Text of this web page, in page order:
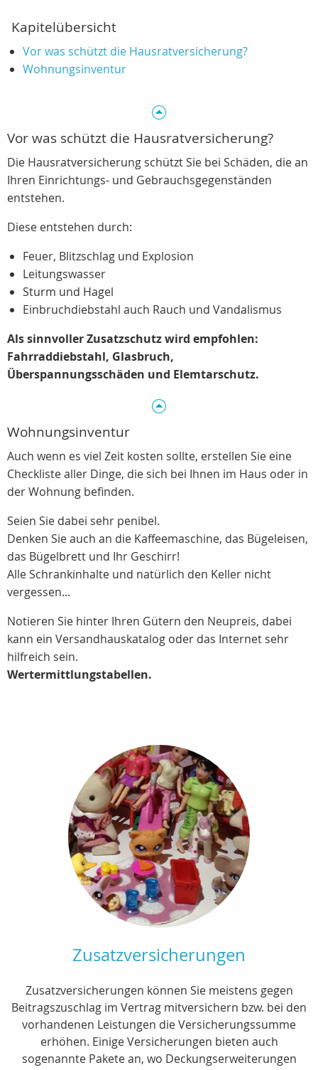
Kapitelübersicht
Vor was schützt die Hausratversicherung?
Wohnungsinventur
Vor was schützt die Hausratversicherung?
Die Hausratversicherung schützt Sie bei Schäden, die an
Ihren Einrichtungs- und Gebrauchsgegenständen
entstehen.
Diese entstehen durch:
Feuer, Blitzschlag und Explosion
Leitungswasser
Sturm und Hagel
Einbruchdiebstahl auch Rauch und Vandalismus
Als sinnvoller Zusatzschutz wird empfohlen:
Fahrraddiebstahl, Glasbruch,
Überspannungsschäden und Elemtarschutz.
Wohnungsinventur
Auch wenn es viel Zeit kosten sollte, erstellen Sie eine
Checkliste aller Dinge, die sich bei Ihnen im Haus oder in
der Wohnung befinden.
Seien Sie dabei sehr penibel.
Denken Sie auch an die Kaffeemaschine, das Bügeleisen,
das Bügelbrett und Ihr Geschirr!
Alle Schrankinhalte und natürlich den Keller nicht
vergessen...
Notieren Sie hinter Ihren Gütern den Neupreis, dabei
kann ein Versandhauskatalog oder das Internet sehr
hilfreich sein.
Wertermittlungstabellen.
Zusatzversicherungen
Zusatzversicherungen können Sie meistens gegen
Beitragszuschlag im Vertrag mitversichern bzw. bei den
vorhandenen Leistungen die Versicherungssumme
erhöhen. Einige Versicherungen bieten auch
sogenannte Pakete an, wo Deckungserweiterungen